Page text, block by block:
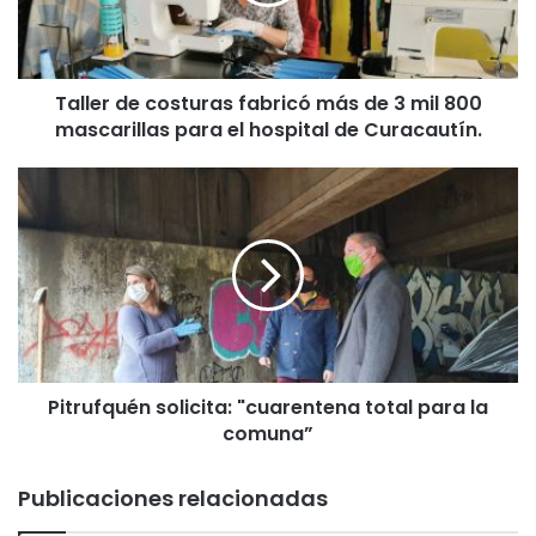
d
e
c
u
r
a
s
f
a
b
r
i
s
d
Taller de costuras fabricó más de 3 mil 800
mascarillas para el hospital de Curacautín.
P
i
t
r
u
f
q
u
é
i
c
Pitrufquén solicita: "cuarentena total para la
comuna”
Publicaciones relacionadas